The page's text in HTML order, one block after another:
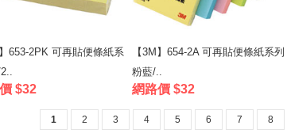
】653-2PK 可再貼便條紙系
$32
【3M】654-2A 可再貼便條紙系列
粉藍/..
網路價 $32
1 2 3 4 5 6 7 8